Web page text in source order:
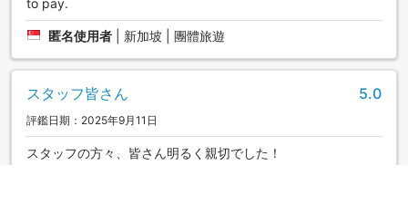
匿名使用者 新加坡 | 團體旅遊
スタッフ皆さん 5.0
評鑑日期：2025年9月11日
スタッフの方々、皆さん明るく親切でした！